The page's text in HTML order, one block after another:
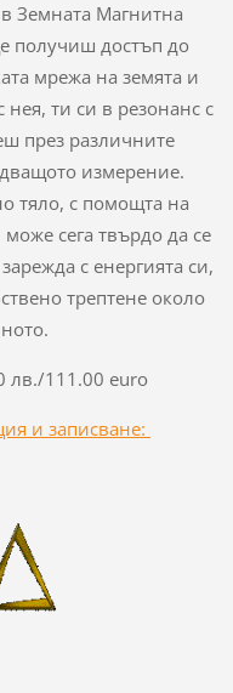
Земната Магнитна
получиш достъп до
мрежа на земята и
нея, ти си в резонанс с
през различните
измерение.
тяло, с помощта на
сега твърдо да се
с енергията си,
трептене около
лв./111.00 euro
и записване: